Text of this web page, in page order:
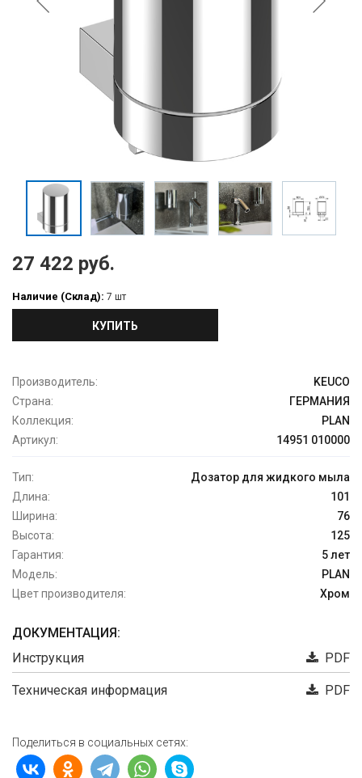
27 422 руб.
Наличие (Склад): 7 шт
КУПИТЬ
Производитель:
KEUCO
Страна:
ГЕРМАНИЯ
Коллекция:
PLAN
Артикул:
14951 010000
Тип:
Дозатор для жидкого мыла
Длина:
101
Ширина:
76
Высота:
125
Гарантия:
5 лет
Модель:
PLAN
Цвет производителя:
Хром
ДОКУМЕНТАЦИЯ:
Инструкция
PDF
Техническая информация PDF
Поделиться в социальных сетях: